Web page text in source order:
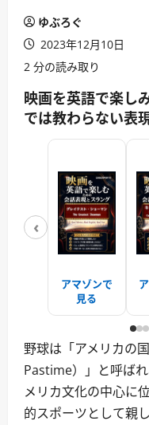
ゆぶろぐ
2023年12月10日
2 分の読み取り
映画を英語で楽し
では教わらない表
‹
アマゾンで
見る
野球は「アメリカの
Pastime）」と呼ば
メリカ文化の中心に
的スポーツとして親